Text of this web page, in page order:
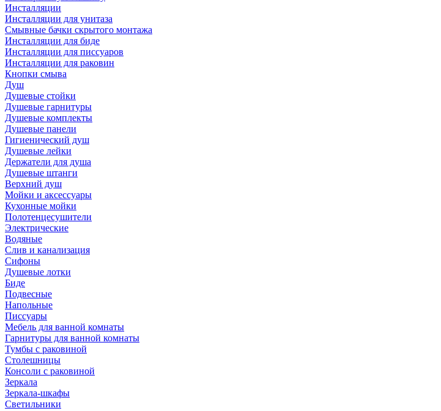
Инсталляции
Инсталляции для унитаза
Смывные бачки скрытого монтажа
Инсталляции для биде
Инсталляции для писсуаров
Инсталляции для раковин
Кнопки смыва
Душ
Душевые стойки
Душевые гарнитуры
Душевые комплекты
Душевые панели
Гигиенический душ
Душевые лейки
Держатели для душа
Душевые штанги
Верхний душ
Мойки и аксессуары
Кухонные мойки
Полотенцесушители
Электрические
Водяные
Слив и канализация
Сифоны
Душевые лотки
Биде
Подвесные
Напольные
Писсуары
Мебель для ванной комнаты
Гарнитуры для ванной комнаты
Тумбы с раковиной
Столешницы
Консоли с раковиной
Зеркала
Зеркала-шкафы
Светильники